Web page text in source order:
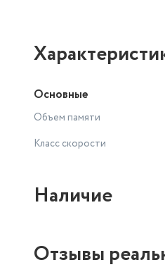
Основные
Объем памяти
Класс скорости
Наличие
Отзывы